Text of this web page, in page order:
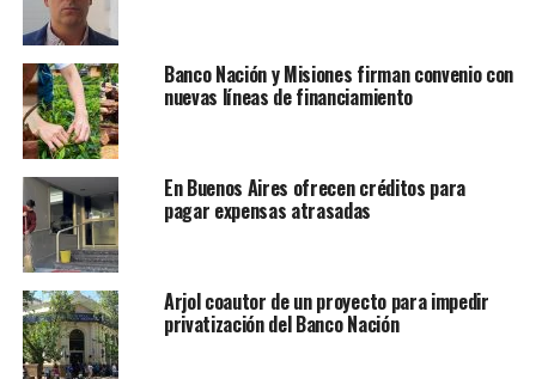
Banco Nación y Misiones firman convenio con
nuevas líneas de financiamiento
En Buenos Aires ofrecen créditos para
pagar expensas atrasadas
Arjol coautor de un proyecto para impedir
privatización del Banco Nación